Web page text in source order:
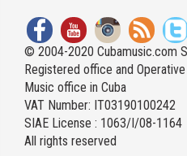
© 2004-2020 Cubamusic.com
Registered office and
Music office in Cuba
VAT Number: IT03190100242
SIAE License : 1063/I/08-1164
All rights reserved